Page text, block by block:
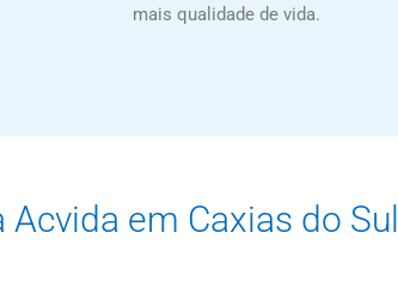
mais qualidade de vida.
em Caxias do Sul